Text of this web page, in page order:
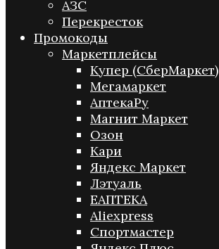
АЗС
Перекресток
Промокоды
Маркетплейсы
Купер (СберМаркет)
Мегамаркет
АптекаРу
Магнит Маркет
Озон
Кари
Яндекс Маркет
Лэтуаль
ЕАПТЕКА
Aliexpress
Спортмастер